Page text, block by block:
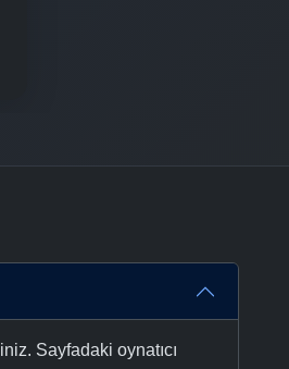
Sayfadaki oynatıcı